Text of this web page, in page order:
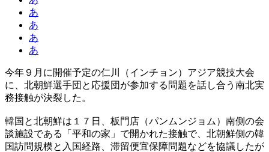
あ
あ
あ
あ
今年９月に開催予定の仁川（インチョン）アジア競技大会
に、北朝鮮選手団と応援団が参加する問題を話し合う南北実
務接触が決裂した。
韓国と北朝鮮は１７日、板門店（パンムンジョム）南側の会
談施設である「平和の家」で開かれた接触で、北朝鮮側の韓
国訪問規模と入国経路、滞留便宜保障問題などを協議したが